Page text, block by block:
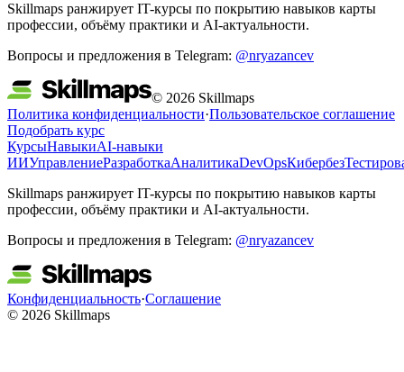
Skillmaps ранжирует IT-курсы по покрытию навыков карты
профессии, объёму практики и AI-актуальности.
Вопросы и предложения в Telegram: @nryazancev
© 2026 Skillmaps
Политика конфиденциальности·Пользовательское соглашение
Подобрать курс
КурсыНавыкиAI-навыки
ИИУправлениеРазработкаАналитикаDevOpsКибербез
Skillmaps ранжирует IT-курсы по покрытию навыков карты
профессии, объёму практики и AI-актуальности.
Вопросы и предложения в Telegram: @nryazancev
Конфиденциальность·Соглашение
© 2026 Skillmaps